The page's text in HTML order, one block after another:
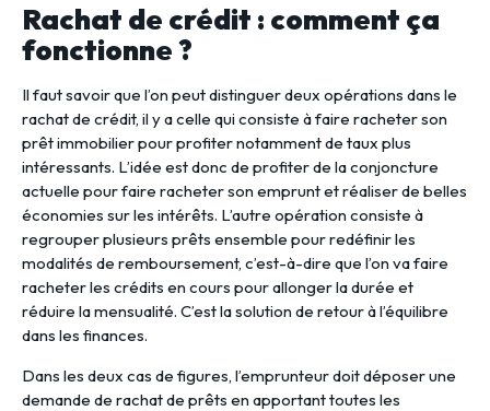
Rachat de crédit : comment ça
fonctionne ?
Il faut savoir que l’on peut distinguer deux opérations dans le
rachat de crédit, il y a celle qui consiste à faire racheter son
prêt immobilier pour profiter notamment de taux plus
intéressants. L’idée est donc de profiter de la conjoncture
actuelle pour faire racheter son emprunt et réaliser de belles
économies sur les intérêts. L’autre opération consiste à
regrouper plusieurs prêts ensemble pour redéfinir les
modalités de remboursement, c’est-à-dire que l’on va faire
racheter les crédits en cours pour allonger la durée et
réduire la mensualité. C’est la solution de retour à l’équilibre
dans les finances.
Dans les deux cas de figures, l’emprunteur doit déposer une
demande de rachat de prêts en apportant toutes les